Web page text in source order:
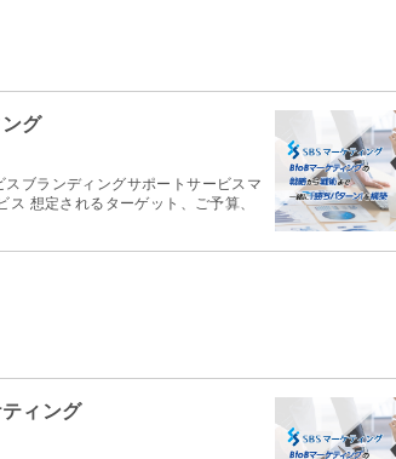
グ
ブランディングサポートサービスマ
想定されるターゲット、ご予算、
ィング